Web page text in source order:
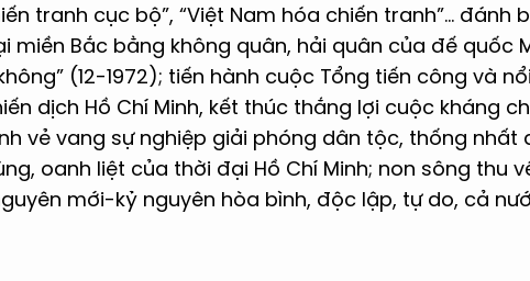
tranh cục bộ”, “Việt Nam hóa chiến tranh”… đánh
miền Bắc bằng không quân, hải quân của đế quốc
(12-1972); tiến hành cuộc Tổng tiến công và
dịch Hồ Chí Minh, kết thúc thắng lợi cuộc kháng
vẻ vang sự nghiệp giải phóng dân tộc, thống nhất
oanh liệt của thời đại Hồ Chí Minh; non sông thu
mới-kỷ nguyên hòa bình, độc lập, tự do, cả